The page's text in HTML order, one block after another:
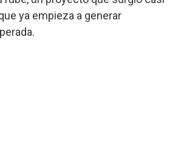
ya empieza a generar